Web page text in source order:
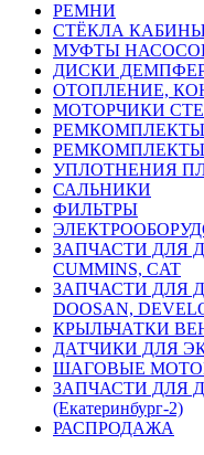
РЕМНИ
СТЁКЛА
МУФТЫ
ДИСКИ
ОТОПЛЕНИЕ,
МОТОРЧИКИ
РЕМКОМПЛЕКТЫ
УПЛОТНЕНИЯ
САЛЬНИКИ
ФИЛЬТРЫ
ЗАПЧАСТИ ДЛЯ
CUMMINS, CAT
ЗАПЧАСТИ ДЛЯ
DOOSAN,
КРЫЛЬЧАТКИ
ДАТЧИКИ ДЛЯ
ШАГОВЫЕ
ЗАПЧАСТИ ДЛЯ
(Екатеринбург-2)
РАСПРОДАЖА